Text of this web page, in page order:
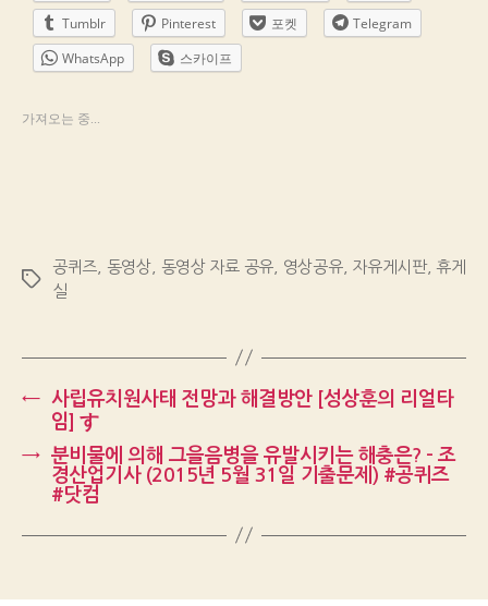
Tumblr
Pinterest 포켓
Telegram
WhatsApp
스카이프
가져오는 중...
Tags
공퀴즈 동영상 동영상 자료 공유 영상공유, 자유게시판, 휴게
실
←
사립유치원사태 전망과 해결방안 [성상훈의 리얼타
임] す
→ 분비물에 의해 그을음병을 유발시키는 해충은? – 조
경산업기사 (2015년 5월 31일 기출문제) #공퀴즈
#닷컴